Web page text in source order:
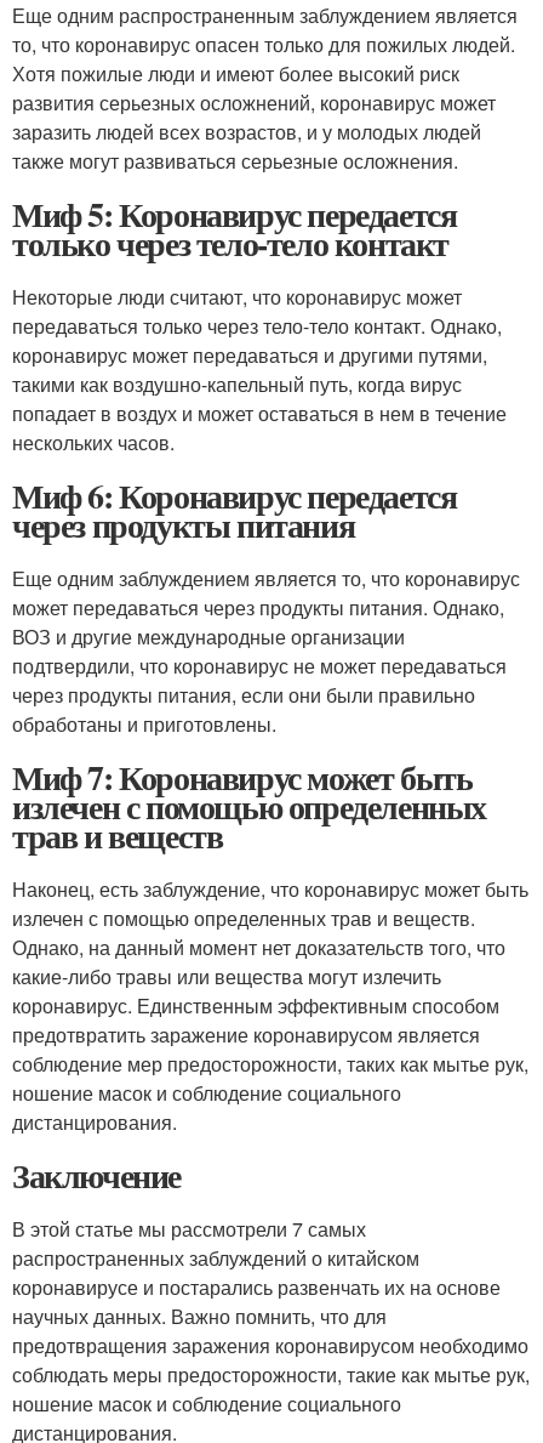
Еще одним распространенным заблуждением является
то, что коронавирус опасен только для пожилых людей.
Хотя пожилые люди и имеют более высокий риск
развития серьезных осложнений, коронавирус может
заразить людей всех возрастов, и у молодых людей
также могут развиваться серьезные осложнения.
Миф 5: Коронавирус передается
только через тело-тело контакт
Некоторые люди считают, что коронавирус может
передаваться только через тело-тело контакт. Однако,
коронавирус может передаваться и другими путями,
такими как воздушно-капельный путь, когда вирус
попадает в воздух и может оставаться в нем в течение
нескольких часов.
Миф 6: Коронавирус передается
через продукты питания
Еще одним заблуждением является то, что коронавирус
может передаваться через продукты питания. Однако,
ВОЗ и другие международные организации
подтвердили, что коронавирус не может передаваться
через продукты питания, если они были правильно
обработаны и приготовлены.
Миф 7: Коронавирус может быть
излечен с помощью определенных
трав и веществ
Наконец, есть заблуждение, что коронавирус может быть
излечен с помощью определенных трав и веществ.
Однако, на данный момент нет доказательств того, что
какие-либо травы или вещества могут излечить
коронавирус. Единственным эффективным способом
предотвратить заражение коронавирусом является
соблюдение мер предосторожности, таких как мытье рук,
ношение масок и соблюдение социального
дистанцирования.
Заключение
В этой статье мы рассмотрели 7 самых
распространенных заблуждений о китайском
коронавирусе и постарались развенчать их на основе
научных данных. Важно помнить, что для
предотвращения заражения коронавирусом необходимо
соблюдать меры предосторожности, такие как мытье рук,
ношение масок и соблюдение социального
дистанцирования.